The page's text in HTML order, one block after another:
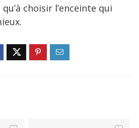
choisir l’enceinte qui